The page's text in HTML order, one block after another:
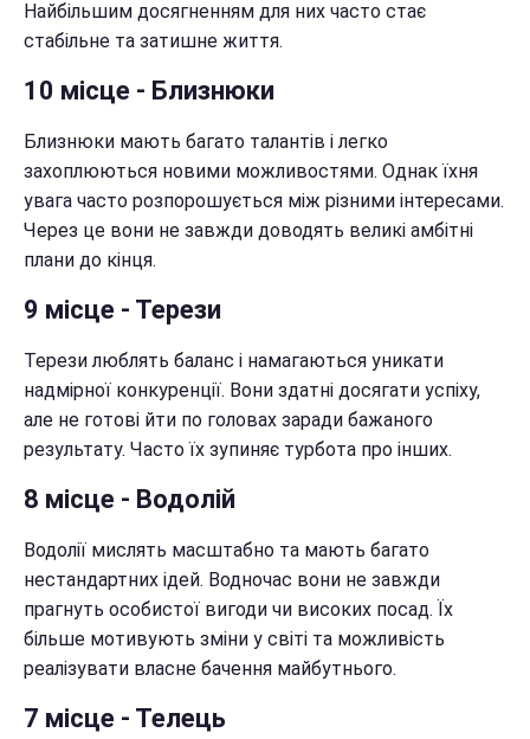
Найбільшим досягненням для них часто стає
стабільне та затишне життя.
10 місце - Близнюки
Близнюки мають багато талантів і легко
захоплюються новими можливостями. Однак їхня
увага часто розпорошується між різними інтересами.
Через це вони не завжди доводять великі амбітні
плани до кінця.
9 місце - Терези
Терези люблять баланс і намагаються уникати
надмірної конкуренції. Вони здатні досягати успіху,
але не готові йти по головах заради бажаного
результату. Часто їх зупиняє турбота про інших.
8 місце - Водолій
Водолії мислять масштабно та мають багато
нестандартних ідей. Водночас вони не завжди
прагнуть особистої вигоди чи високих посад. Їх
більше мотивують зміни у світі та можливість
реалізувати власне бачення майбутнього.
7 місце - Телець